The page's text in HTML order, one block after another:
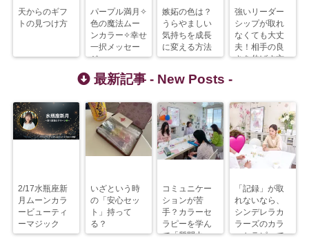
天からのギフ
トの見つけ方
パープル満月✧
色の魔法ムー
ンカラー✧幸せ
一択メッセー
ジ
嫉妬の色は？
うらやましい
気持ちを成長
に変える方法
強いリーダー
シップが取れ
なくても大丈
夫！相手の良
さを伸ばす方
最新記事 - New Posts -
2/17水瓶座新
月ムーンカラ
ービューティ
ーマジック
いざという時
の「安心セッ
ト」持って
る？
コミュニケー
ションが苦
手？カラーセ
ラピーを学ん
で「質問力」
「記録」が取
れないなら、
シンデレラカ
ラーズのカラ
ーセラピーで